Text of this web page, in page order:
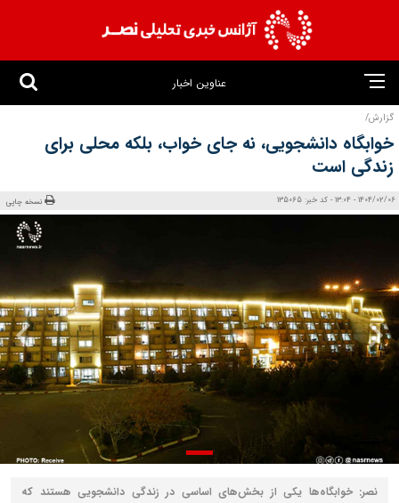
عناوین اخبار
گزارش/
خوابگاه دانشجویی، نه جای خواب، بلکه محلی برای
زندگی است
1404/02/06 - 13:04 - کد خبر: 135065 نسخه چاپی
نصر: خوابگاه‌ها یکی از بخش‌های اساسی در زندگی دانشجویی هستند که